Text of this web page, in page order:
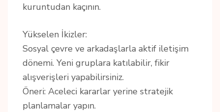
kuruntudan kaçının.
Yükselen İkizler:
Sosyal çevre ve arkadaşlarla aktif iletişim
dönemi. Yeni gruplara katılabilir, fikir
alışverişleri yapabilirsiniz.
Öneri: Aceleci kararlar yerine stratejik
planlamalar yapın.